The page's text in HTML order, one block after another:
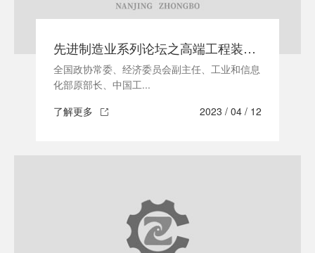
先进制造业系列论坛之高端工程装备“出海”
全国政协常委、经济委员会副主任、工业和信息
化部原部长、中国工...
了解更多
2023 / 04 / 12